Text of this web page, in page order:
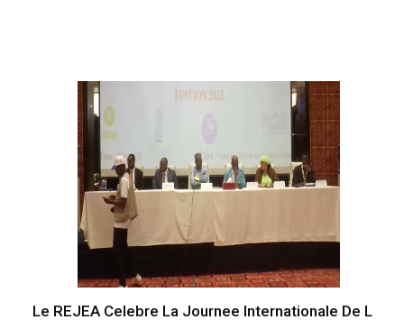
Le REJEA Celebre La Journee Internationale De L